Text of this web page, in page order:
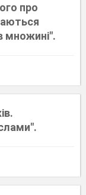
про
множині".